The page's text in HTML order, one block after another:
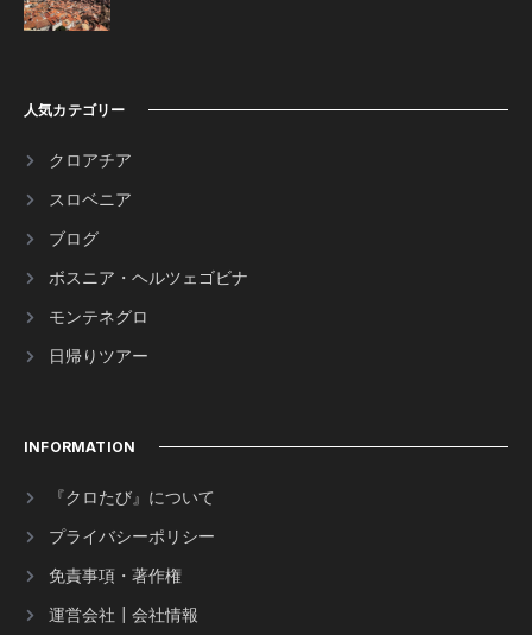
人気カテゴリー
クロアチア
スロベニア
ブログ
ボスニア・ヘルツェゴビナ
モンテネグロ
日帰りツアー
INFORMATION
『クロたび』について
プライバシーポリシー
免責事項・著作権
運営会社┃会社情報